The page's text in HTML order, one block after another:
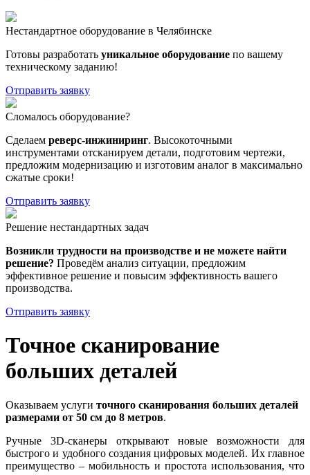
Нестандартное оборудование в Челябинске
Готовы разработать уникальное оборудование по вашему
техническому заданию!
Отправить заявку
Сломалось оборудование?
Сделаем реверс-инжиниринг. Высокоточными
инструментами отсканируем детали, подготовим чертежи,
предложим модернизацию и изготовим аналог в максимально
сжатые сроки!
Отправить заявку
Решение нестандартных задач
Возникли трудности на производстве и не можете найти
решение? Проведём анализ ситуации, предложим
эффективное решение и повысим эффективность вашего
производства.
Отправить заявку
Точное сканирование
больших деталей
Оказываем услуги точного сканирования больших деталей
размерами от 50 см до 8 метров.
Ручные 3D-сканеры открывают новые возможности для
быстрого и удобного создания цифровых моделей. Их главное
преимущество – мобильность и простота использования, что